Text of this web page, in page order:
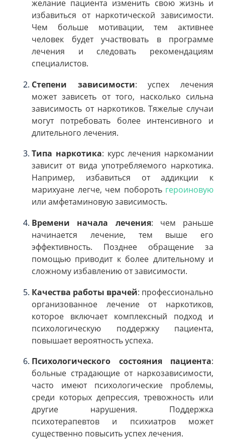
желание пациента изменить свою жизнь и
избавиться от наркотической зависимости.
Чем больше мотивации, тем активнее
человек будет участвовать в программе
лечения и следовать рекомендациям
специалистов.
Степени зависимости: успех лечения
может зависеть от того, насколько сильна
зависимость от наркотиков. Тяжелые случаи
могут потребовать более интенсивного и
длительного лечения.
Типа наркотика: курс лечения наркомании
зависит от вида употребляемого наркотика.
Например, избавиться от аддикции к
марихуане легче, чем побороть героиновую
или амфетаминовую зависимость.
Времени начала лечения: чем раньше
начинается лечение, тем выше его
эффективность. Позднее обращение за
помощью приводит к более длительному и
сложному избавлению от зависимости.
Качества работы врачей: профессионально
организованное лечение от наркотиков,
которое включает комплексный подход и
психологическую поддержку пациента,
повышает вероятность успеха.
Психологического состояния пациента:
больные страдающие от наркозависимости,
часто имеют психологические проблемы,
среди которых депрессия, тревожность или
другие нарушения. Поддержка
психотерапевтов и психиатров может
существенно повысить успех лечения.